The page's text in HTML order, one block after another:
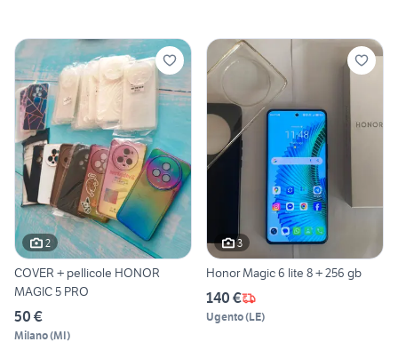
2
COVER + pellicole HONOR
MAGIC 5 PRO
50 €
Milano(MI)
3
Honor Magic 6 lite 8 + 256 gb
140 €
Ugento(LE)